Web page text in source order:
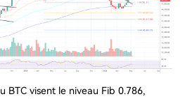
BTC visent le niveau Fib 0.786,